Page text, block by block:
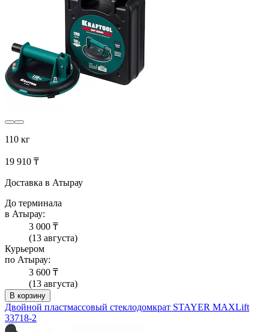
110 кг
19 910 ₸
Доставка в Атырау
До терминала
в Атырау:
3 000 ₸
(13 августа)
Курьером
по Атырау:
3 600 ₸
(13 августа)
В корзину
Двойной пластмассовый стеклодомкрат STAYER MAXLift
33718-2